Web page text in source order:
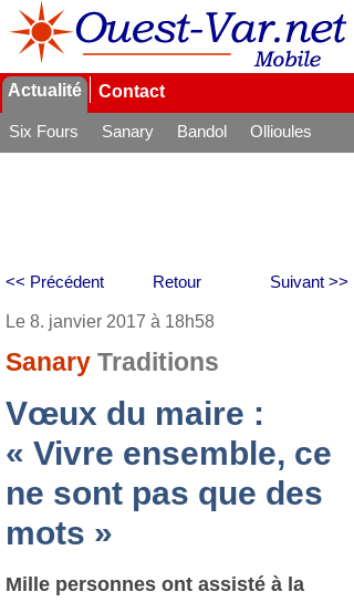
Actualité Contact
Six Fours Sanary Bandol
Ollioules
Retour
<< Précédent Suivant >>
Le 8. janvier 2017 à 18h58
Sanary Traditions
Vœux du maire :
« Vivre ensemble, ce
ne sont pas que des
mots »
Mille personnes ont assisté à la